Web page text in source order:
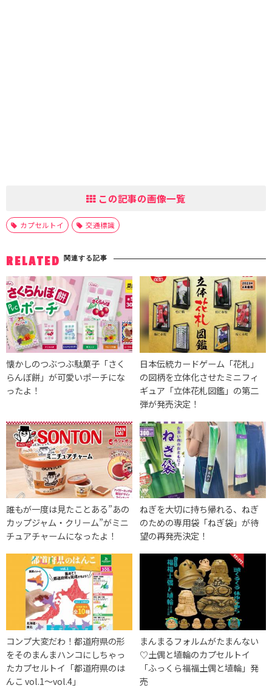
この記事の画像一覧
カプセルトイ 交通標識
RELATED 関連する記事
懐かしのつぶつぶ駄菓子「さく
らんぼ餅」が可愛いポーチにな
ったよ！
日本伝統カードゲーム「花札」
の図柄を立体化させたミニフィ
ギュア「立体花札図鑑」の第二
弾が発売決定！
誰もが一度は見たことある”あの
カップジャム・クリーム”がミニ
チュアチャームになったよ！
ねぎを大切に持ち帰れる、ねぎ
のための専用袋「ねぎ袋」が待
望の再発売決定！
コンプ大変だわ！都道府県の形
をそのまんまハンコにしちゃっ
たカプセルトイ「都道府県のは
んこ vol.1～vol.4」
まんまるフォルムがたまんない
♡土偶と埴輪のカプセルトイ
「ふっくら福福土偶と埴輪」発
売